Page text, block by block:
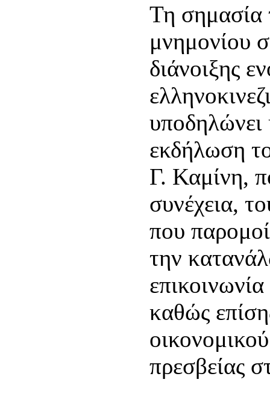
Τη σημασία
μνημονίου
διάνοιξης
εκδήλωση
Γ. Καμίνη,
συνέχεια,
που
την
καθώς
πρεσβείας